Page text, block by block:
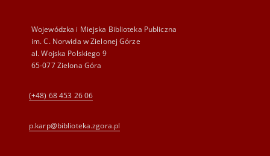
Wojewódzka i Miejska Biblioteka Publiczna
im. C. Norwida w Zielonej Górze
al. Wojska Polskiego 9
65-077 Zielona Góra
(+48) 68 453 26 06
p.karp@biblioteka.zgora.pl